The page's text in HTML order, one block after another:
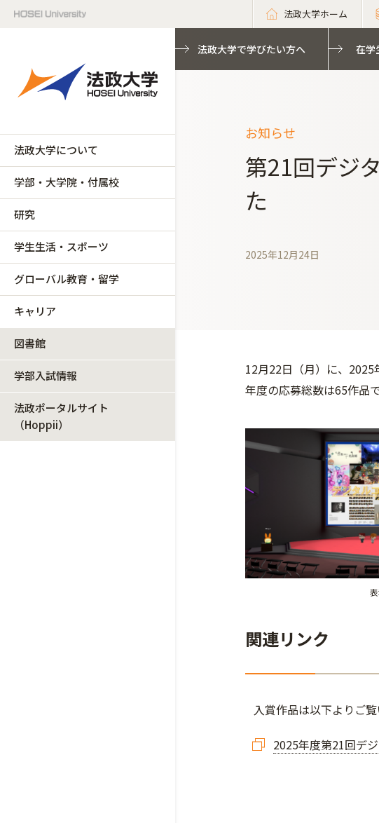
法政大学ホーム
法政大学について
学部・大学院・付属校
研究
学生生活・スポーツ
グローバル教育・留学
キャリア
図書館
学部入試情報
法政ポータルサイト
（Hoppii）
法政大学で学びたい方へ 在学
お知らせ
第21回デジ
た
2025年12月24日
12月22日（月）に、
年度の応募総数は65作品
関連リンク
入賞作品は以下よりご覧
2025年度第21回デ